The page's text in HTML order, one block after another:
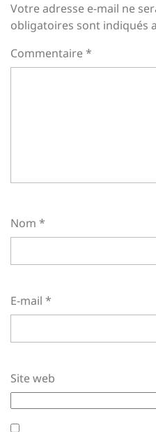
Votre adresse e-mail ne
obligatoires sont indiqués
Commentaire*
Nom *
E-mail *
Site web